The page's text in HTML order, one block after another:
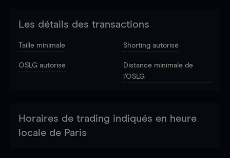
Les détails des transactions
Taille minimale Shorting autorisé
OSLG autorisé
Distance minimale de
l'OSLG
Horaires de trading indiqués en heure
locale de Paris